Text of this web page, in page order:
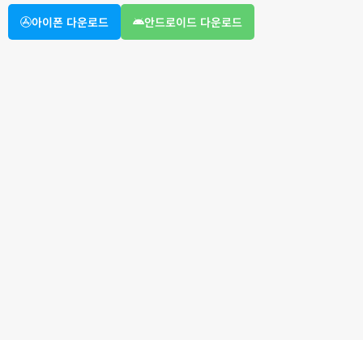
아이폰 다운로드 안드로이드 다운로드